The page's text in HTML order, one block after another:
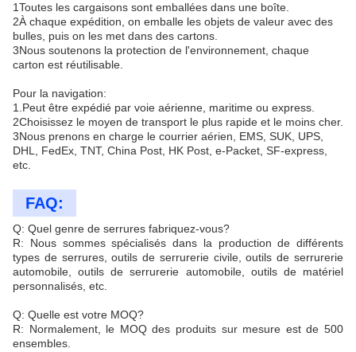
1Toutes les cargaisons sont emballées dans une boîte.
2À chaque expédition, on emballe les objets de valeur avec des
bulles, puis on les met dans des cartons.
3Nous soutenons la protection de l'environnement, chaque
carton est réutilisable.
Pour la navigation:
1.Peut être expédié par voie aérienne, maritime ou express.
2Choisissez le moyen de transport le plus rapide et le moins cher.
3Nous prenons en charge le courrier aérien, EMS, SUK, UPS,
DHL, FedEx, TNT, China Post, HK Post, e-Packet, SF-express,
etc.
FAQ:
Q: Quel genre de serrures fabriquez-vous?
R: Nous sommes spécialisés dans la production de différents
types de serrures, outils de serrurerie civile, outils de serrurerie
automobile, outils de serrurerie automobile, outils de matériel
personnalisés, etc.
Q: Quelle est votre MOQ?
R: Normalement, le MOQ des produits sur mesure est de 500
ensembles.